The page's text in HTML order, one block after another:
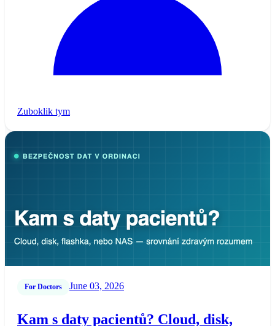
Zuboklik tym
For Doctors June 03, 2026
Kam s daty pacientů? Cloud, disk,